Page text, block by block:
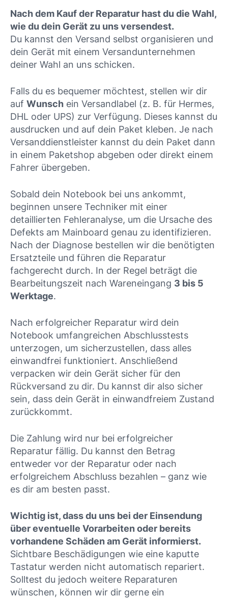
Nach dem Kauf der Reparatur hast du die Wahl,
wie du dein Gerät zu uns versendest.
Du kannst den Versand selbst organisieren und
dein Gerät mit einem Versandunternehmen
deiner Wahl an uns schicken.
Falls du es bequemer möchtest, stellen wir dir
auf Wunsch ein Versandlabel (z. B. für Hermes,
DHL oder UPS) zur Verfügung. Dieses kannst du
ausdrucken und auf dein Paket kleben. Je nach
Versanddienstleister kannst du dein Paket dann
in einem Paketshop abgeben oder direkt einem
Fahrer übergeben.
Sobald dein Notebook bei uns ankommt,
beginnen unsere Techniker mit einer
detaillierten Fehleranalyse, um die Ursache des
Defekts am Mainboard genau zu identifizieren.
Nach der Diagnose bestellen wir die benötigten
Ersatzteile und führen die Reparatur
fachgerecht durch. In der Regel beträgt die
Bearbeitungszeit nach Wareneingang 3 bis 5
Werktage.
Nach erfolgreicher Reparatur wird dein
Notebook umfangreichen Abschlusstests
unterzogen, um sicherzustellen, dass alles
einwandfrei funktioniert. Anschließend
verpacken wir dein Gerät sicher für den
Rückversand zu dir. Du kannst dir also sicher
sein, dass dein Gerät in einwandfreiem Zustand
zurückkommt.
Die Zahlung wird nur bei erfolgreicher
Reparatur fällig. Du kannst den Betrag
entweder vor der Reparatur oder nach
erfolgreichem Abschluss bezahlen – ganz wie
es dir am besten passt.
Wichtig ist, dass du uns bei der Einsendung
über eventuelle Vorarbeiten oder bereits
vorhandene Schäden am Gerät informierst.
Sichtbare Beschädigungen wie eine kaputte
Tastatur werden nicht automatisch repariert.
Solltest du jedoch weitere Reparaturen
wünschen, können wir dir gerne ein